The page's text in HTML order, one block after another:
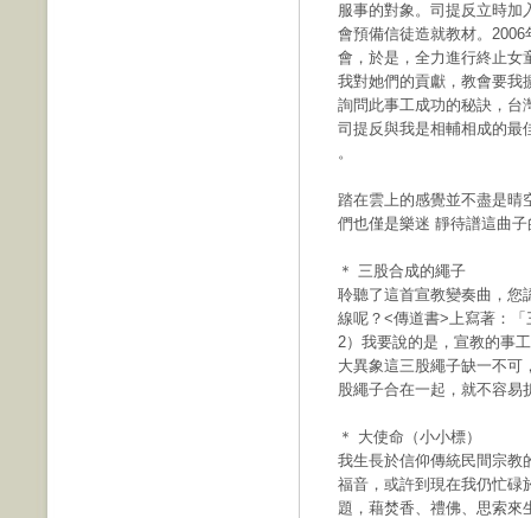
服事的對象。司提反立時加
會預備信徒造就教材。
會，於是，全力進行終止女
我對她們的貢獻，教會要我
詢問此事工成功的秘訣，台
司提反與我是相輔相成的最
。
踏在雲上的感覺並不盡是晴
們也僅是樂迷 靜待譜這曲
＊ 三股合成的繩子
聆聽了這首宣教變奏曲，您
線呢？<傳道書>上寫著：
2）我要說的是，宣教的事
大異象這三股繩子缺一不可
股繩子合在一起，就不容易
＊ 大使命（小小標）
我生長於信仰傳統民間宗教
福音，或許到現在我仍忙碌
題，藉焚香、禮佛、思索來